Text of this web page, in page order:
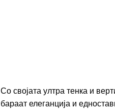
Со својата ултра тенка и
бараат елеганција и